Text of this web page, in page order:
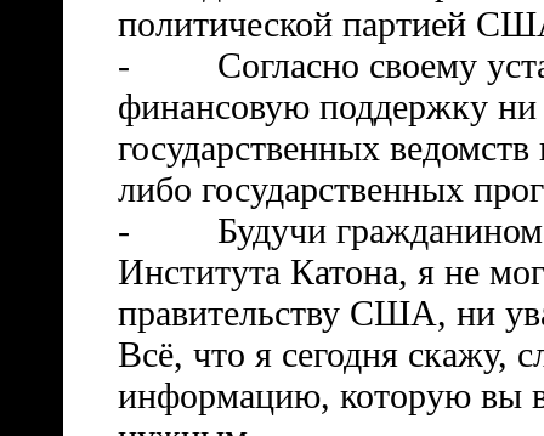
политической партией
-
Согласно своему
финансовую поддержку ни
государственных
либо государственных
-
Будучи
Института Катона, я не
правительству США, ни
Всё, что я сегодня скажу,
информацию, которую вы